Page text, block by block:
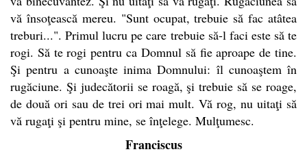
vă însoţească mereu. "Sunt ocupat, trebuie să fac atâtea
treburi...". Primul lucru pe care trebuie să-l faci este să te
rogi. Să te rogi pentru ca Domnul să fie aproape de tine.
Şi pentru a cunoaşte inima Domnului: îl cunoaştem în
rugăciune. Şi judecătorii se roagă, şi trebuie să se roage,
de două ori sau de trei ori mai mult. Vă rog, nu uitaţi să
vă rugaţi şi pentru mine, se înţelege. Mulţumesc.
Franciscus